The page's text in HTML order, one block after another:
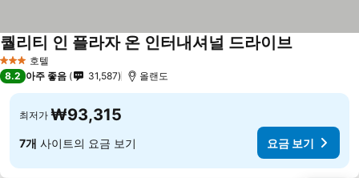
3 성급 호텔
퀄리티 인 플라자 온 인터내셔널 드라이브
8.2 아주 좋음 31,587 올랜도
최저가 ₩93,315
7개 사이트의 요금 보기 요금 보기